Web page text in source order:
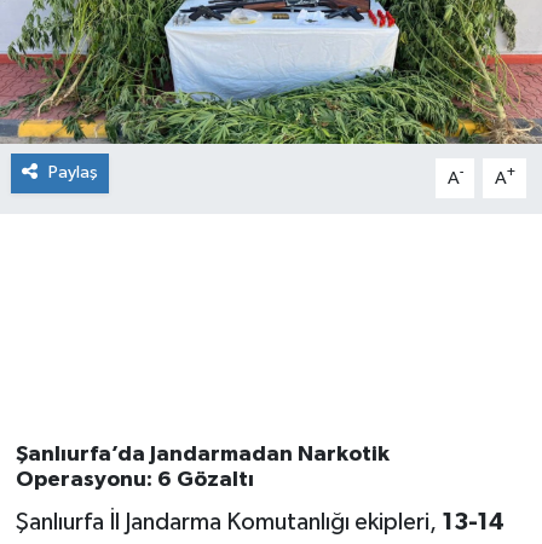
Paylaş A- A+
Şanlıurfa’da Jandarmadan Narkotik
Operasyonu: 6 Gözaltı
Şanlıurfa İl Jandarma Komutanlığı ekipleri, 13-14